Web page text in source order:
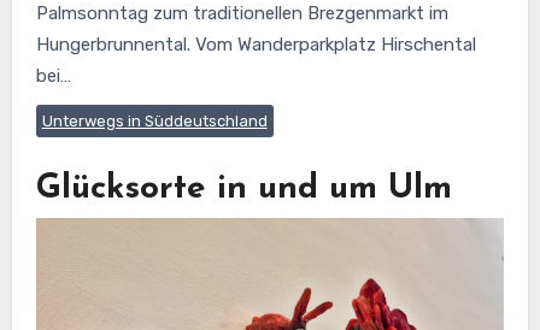
Unterwegs in Süddeutschland
Palmsonntag zum traditionellen Brezgenmarkt im
Hungerbrunnental. Vom Wanderparkplatz Hirschental
bei…
Glücksorte in und um Ulm